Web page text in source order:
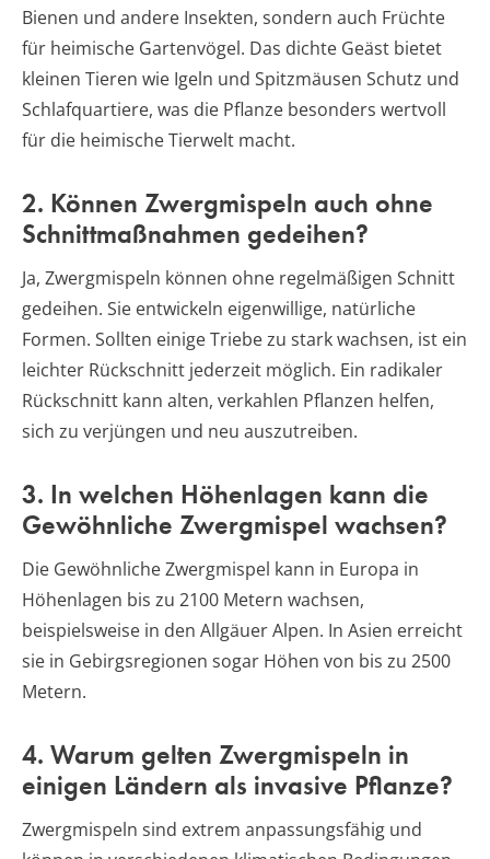
Bienen und andere Insekten, sondern auch Früchte
für heimische Gartenvögel. Das dichte Geäst bietet
kleinen Tieren wie Igeln und Spitzmäusen Schutz und
Schlafquartiere, was die Pflanze besonders wertvoll
für die heimische Tierwelt macht.
2. Können Zwergmispeln auch ohne
Schnittmaßnahmen gedeihen?
Ja, Zwergmispeln können ohne regelmäßigen Schnitt
gedeihen. Sie entwickeln eigenwillige, natürliche
Formen. Sollten einige Triebe zu stark wachsen, ist ein
leichter Rückschnitt jederzeit möglich. Ein radikaler
Rückschnitt kann alten, verkahlen Pflanzen helfen,
sich zu verjüngen und neu auszutreiben.
3. In welchen Höhenlagen kann die
Gewöhnliche Zwergmispel wachsen?
Die Gewöhnliche Zwergmispel kann in Europa in
Höhenlagen bis zu 2100 Metern wachsen,
beispielsweise in den Allgäuer Alpen. In Asien erreicht
sie in Gebirgsregionen sogar Höhen von bis zu 2500
Metern.
4. Warum gelten Zwergmispeln in
einigen Ländern als invasive Pflanze?
Zwergmispeln sind extrem anpassungsfähig und